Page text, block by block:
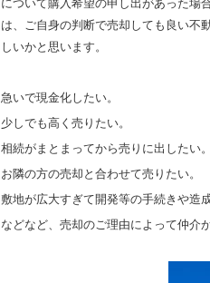
について購入希望の申し出があった場
は、ご自身の判断で売却しても良い不
しいかと思います。
急いで現金化したい。
少しでも高く売りたい。
相続がまとまってから売りに出したい。
お隣の方の売却と合わせて売りたい。
敷地が広大すぎて開発等の手続きや造
などなど、売却のご理由によって仲介